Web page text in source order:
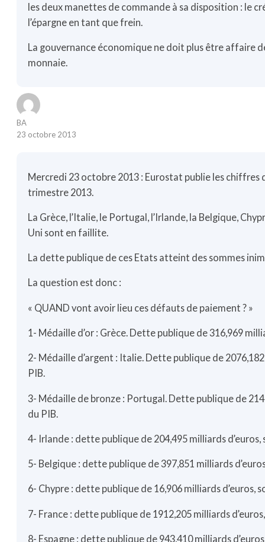
les deux manettes de commande à sa disposition : le
l’épargne en tant que frein.
La gouvernance économique ne doit plus être affaire
monnaie.
BA
23 octobre 2013
Mercredi 23 octobre 2013 : Eurostat publie les
trimestre 2013.
La Grèce, l’Italie, le Portugal, l’Irlande, la Belgique,
Uni sont en faillite.
La dette publique de ces Etats atteint des sommes
La question est donc :
« QUAND vont avoir lieu ces défauts de paiement ? »
1- Médaille d’or : Grèce. Dette publique de 316,969
2- Médaille d’argent : Italie. Dette publique de
PIB.
3- Médaille de bronze : Portugal. Dette publique de
du PIB.
4- Irlande : dette publique de 204,495 milliards d’euros,
5- Belgique : dette publique de 397,851 milliards
6- Chypre : dette publique de 16,906 milliards d’euros,
7- France : dette publique de 1912,205 milliards
8- Espagne : dette publique de 943,410 milliards